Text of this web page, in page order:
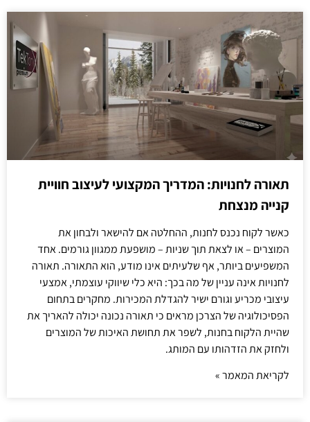
תאורה לחנויות: המדריך המקצועי לעיצוב חוויית
קנייה מנצחת
כאשר לקוח נכנס לחנות, ההחלטה אם להישאר ולבחון את
המוצרים – או לצאת תוך שניות – מושפעת ממגוון גורמים. אחד
המשפיעים ביותר, אף שלעיתים אינו מודע, הוא התאורה. תאורה
לחנויות אינה עניין של מה בכך: היא כלי שיווקי עוצמתי, אמצעי
עיצובי מכריע וגורם ישיר להגדלת המכירות. מחקרים בתחום
הפסיכולוגיה של הצרכן מראים כי תאורה נכונה יכולה להאריך את
שהיית הלקוח בחנות, לשפר את תחושת האיכות של המוצרים
ולחזק את הזדהותו עם המותג.
לקריאת המאמר »